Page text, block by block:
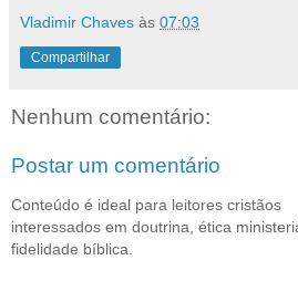
Vladimir Chaves às 07:03
Compartilhar
Nenhum comentário:
Postar um comentário
Conteúdo é ideal para leitores cristãos
interessados em doutrina, ética
fidelidade bíblica.